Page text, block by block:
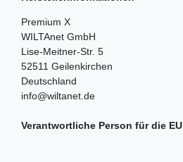
Premium X
WILTAnet GmbH
Lise-Meitner-Str. 5
52511 Geilenkirchen
Deutschland
info@wiltanet.de
Verantwortliche Person für die EU